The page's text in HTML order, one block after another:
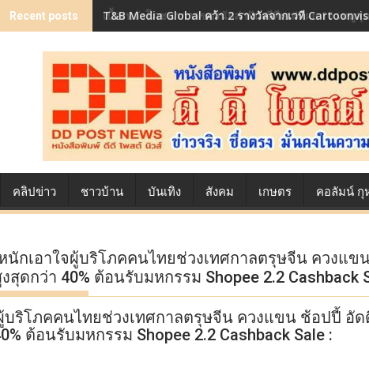
Recent posts T&B Media Global คว้า 2 รางวัลจากเวที
เบื้องหลังโภชนาการของนักล่าฝัน ซีพีเอฟ เผย 10 เมนูสุ
คลิปข่าว ชาวบ้าน บันเทิง สังคม เกษตร คอลัมน์ กุ
นักเอาใจผู้บริโภคคนไทยช่วงเทศกาลตรุษจีน ควงแ
สุดกว่า 40% ต้อนรับมหกรรม Shopee 2.2 Cashback
บริโภคคนไทยช่วงเทศกาลตรุษจีน ควงแขน ช้อปปี้ อัด
ต้อนรับมหกรรม Shopee 2.2 Cashback Sale :